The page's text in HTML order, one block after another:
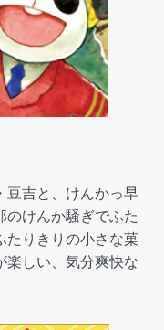
豆吉と、けんかっ早
のけんか騒ぎでふた
たりきりの小さな菓
しい、気分爽快な